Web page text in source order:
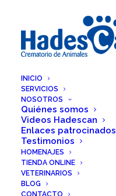
INICIO
SERVICIOS
NOSOTROS
Quiénes somos
Videos Hadescan
Enlaces patrocinados
Testimonios
HOMENAJES
TIENDA ONLINE
VETERINARIOS
BLOG
CONTACTO